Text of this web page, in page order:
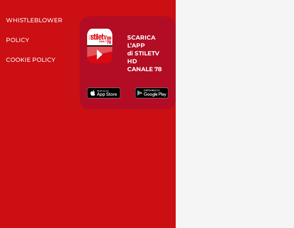
WHISTLEBLOWER
POLICY
COOKIE POLICY
SCARICA
L’APP
di STILETV
HD
CANALE 78